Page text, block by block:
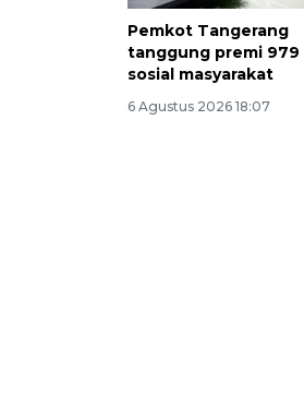
Pemkot Tangerang
tanggung premi 979
sosial masyarakat
6 Agustus 2026 18:07